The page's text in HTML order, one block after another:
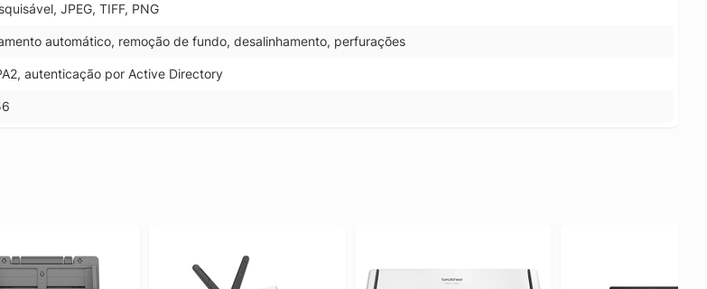
JPEG, TIFF, PNG
automático, remoção de fundo, desalinhamento, perfurações
autenticação por Active Directory